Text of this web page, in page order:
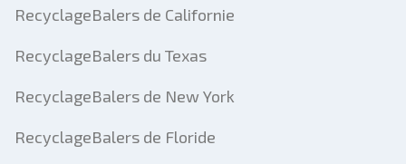
RecyclageBalers de Californie
RecyclageBalers du Texas
RecyclageBalers de New York
RecyclageBalers de Floride